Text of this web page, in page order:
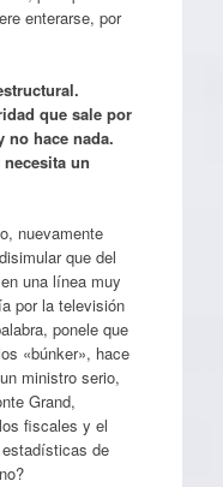
enterarse, por
que sale por
no hace nada.
un
nuevamente
que del
una línea muy
por la televisión
ponele que
«búnker», hace
ministro serio,
Grand,
fiscales y el
de